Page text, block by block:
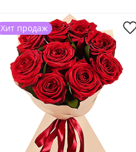
Хит продаж